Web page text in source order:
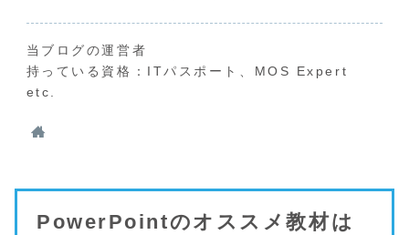
当ブログの運営者
持っている資格：ITパスポート、MOS Expert
etc.
PowerPointのオススメ教材は